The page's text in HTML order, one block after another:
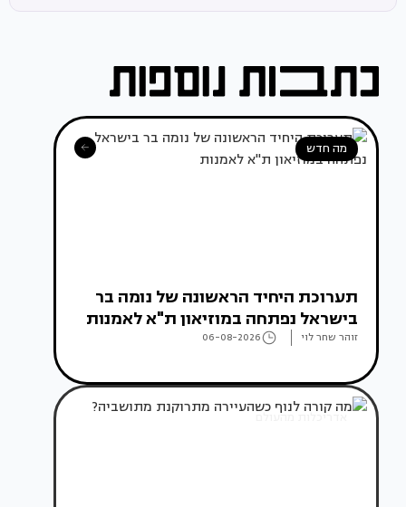
מה חדש
תערוכת היחיד הראשונה של נומה בר
בישראל נפתחה במוזיאון ת"א לאמנות
זוהר שחר לוי 06-08-2026
אדריכלות מהעולם